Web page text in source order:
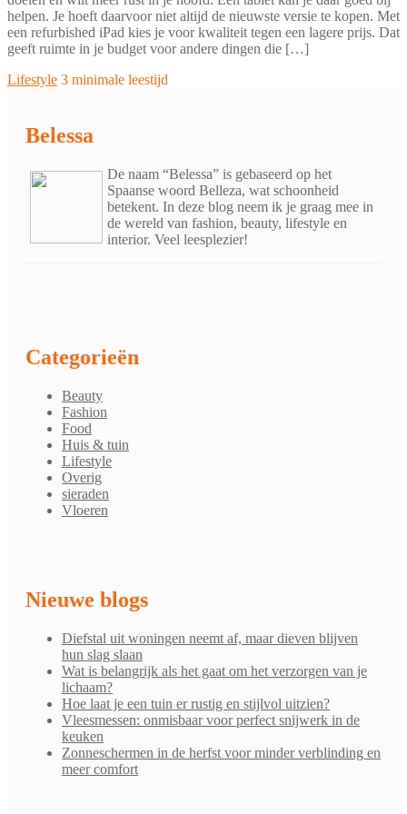
helpen. Je hoeft daarvoor niet altijd de nieuwste versie te kopen. Met
een refurbished iPad kies je voor kwaliteit tegen een lagere prijs. Dat
geeft ruimte in je budget voor andere dingen die […]
Lifestyle 3 minimale leestijd
Belessa
De naam “Belessa” is gebaseerd op het
Spaanse woord Belleza, wat schoonheid
betekent. In deze blog neem ik je graag mee in
de wereld van fashion, beauty, lifestyle en
interior. Veel leesplezier!
Categorieën
Beauty
Fashion
Food
Huis & tuin
Lifestyle
Overig
sieraden
Vloeren
Nieuwe blogs
Diefstal uit woningen neemt af, maar dieven blijven
hun slag slaan
Wat is belangrijk als het gaat om het verzorgen van je
lichaam?
Hoe laat je een tuin er rustig en stijlvol uitzien?
Vleesmessen: onmisbaar voor perfect snijwerk in de
keuken
Zonneschermen in de herfst voor minder verblinding en
meer comfort